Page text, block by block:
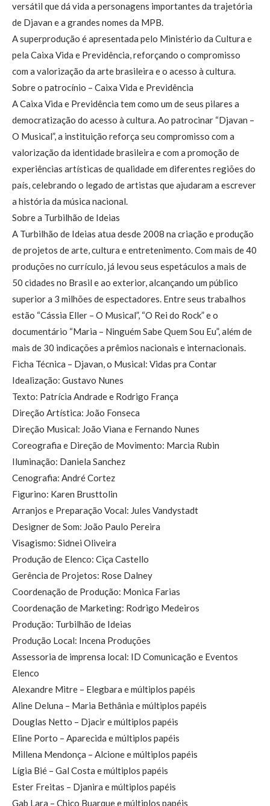
versátil que dá vida a personagens importantes da trajetória
de Djavan e a grandes nomes da MPB.
A superprodução é apresentada pelo Ministério da Cultura e
pela Caixa Vida e Previdência, reforçando o compromisso
com a valorização da arte brasileira e o acesso à cultura.
Sobre o patrocínio – Caixa Vida e Previdência
A Caixa Vida e Previdência tem como um de seus pilares a
democratização do acesso à cultura. Ao patrocinar “Djavan –
O Musical”, a instituição reforça seu compromisso com a
valorização da identidade brasileira e com a promoção de
experiências artísticas de qualidade em diferentes regiões do
país, celebrando o legado de artistas que ajudaram a escrever
a história da música nacional.
Sobre a Turbilhão de Ideias
A Turbilhão de Ideias atua desde 2008 na criação e produção
de projetos de arte, cultura e entretenimento. Com mais de 40
produções no currículo, já levou seus espetáculos a mais de
50 cidades no Brasil e ao exterior, alcançando um público
superior a 3 milhões de espectadores. Entre seus trabalhos
estão “Cássia Eller – O Musical”, “O Rei do Rock” e o
documentário “Maria – Ninguém Sabe Quem Sou Eu”, além de
mais de 30 indicações a prêmios nacionais e internacionais.
Ficha Técnica – Djavan, o Musical: Vidas pra Contar
Idealização: Gustavo Nunes
Texto: Patrícia Andrade e Rodrigo França
Direção Artística: João Fonseca
Direção Musical: João Viana e Fernando Nunes
Coreografia e Direção de Movimento: Marcia Rubin
Iluminação: Daniela Sanchez
Cenografia: André Cortez
Figurino: Karen Brusttolin
Arranjos e Preparação Vocal: Jules Vandystadt
Designer de Som: João Paulo Pereira
Visagismo: Sidnei Oliveira
Produção de Elenco: Ciça Castello
Gerência de Projetos: Rose Dalney
Coordenação de Produção: Monica Farias
Coordenação de Marketing: Rodrigo Medeiros
Produção: Turbilhão de Ideias
Produção Local: Incena Produções
Assessoria de imprensa local: ID Comunicação e Eventos
Elenco
Alexandre Mitre – Elegbara e múltiplos papéis
Aline Deluna – Maria Bethânia e múltiplos papéis
Douglas Netto – Djacir e múltiplos papéis
Eline Porto – Aparecida e múltiplos papéis
Millena Mendonça – Alcione e múltiplos papéis
Lígia Bié – Gal Costa e múltiplos papéis
Ester Freitas – Djanira e múltiplos papéis
Gab Lara – Chico Buarque e múltiplos papéis